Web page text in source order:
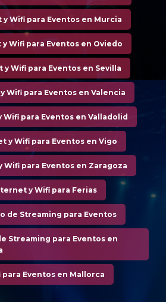
Wifi para Eventos en Murcia
Wifi para Eventos en Oviedo
Wifi para Eventos en Sevilla
Wifi para Eventos en Valencia
para Eventos en Valladolid
y Wifi para Eventos en Vigo
Wifi para Eventos en Zaragoza
y Wifi para Ferias
de Streaming para Eventos
Streaming para Eventos en
para Eventos en Mallorca